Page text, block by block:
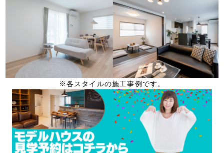
※各スタイルの施工事例です。